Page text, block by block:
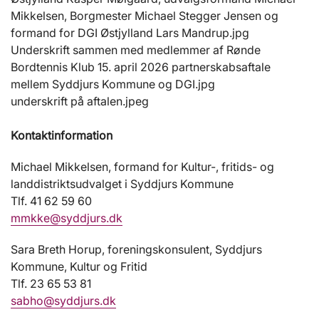
Mikkelsen, Borgmester Michael Stegger Jensen og
formand for DGI Østjylland Lars Mandrup.jpg
Underskrift sammen med medlemmer af Rønde
Bordtennis Klub 15. april 2026 partnerskabsaftale
mellem Syddjurs Kommune og DGI.jpg
underskrift på aftalen.jpeg
Kontaktinformation
Michael Mikkelsen, formand for Kultur-, fritids- og
landdistriktsudvalget i Syddjurs Kommune
Tlf. 41 62 59 60
mmkke@syddjurs.dk
Sara Breth Horup, foreningskonsulent, Syddjurs
Kommune, Kultur og Fritid
Tlf. 23 65 53 81
sabho@syddjurs.dk